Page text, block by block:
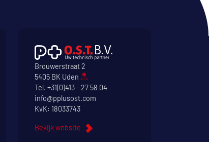
Brouwerstraat 2
5405 BK Uden
Tel. +31(0)413 - 27 58 04
info@pplusost.com
KvK: 18033743
Bekijk website